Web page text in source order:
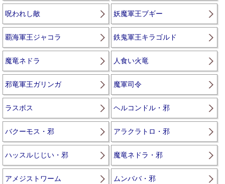
呪われし敵 妖魔軍王ブギー
覇海軍王ジャコラ 鉄鬼軍王キラゴルド
魔竜ネドラ 人食い火竜
邪竜軍王ガリンガ 魔軍司令
ラスボス ヘルコンドル・邪
バクーモス・邪 アラクラトロ・邪
ハッスルじじい・邪 魔竜ネドラ・邪
アメジストワーム ムンババ・邪